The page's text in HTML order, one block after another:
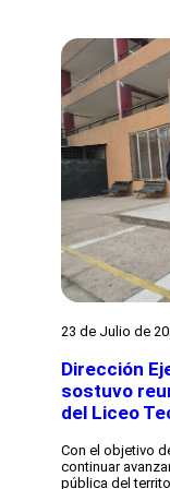
i
e
n
E
c
u
e
l
a
L
o
s
s
t
n
a
r
t
e
n
i
i
a
n
e
s
t
r
a
t
e
g
i
a
R
p
a
r
f
o
r
o
y
c
t
o
d
e
s
e
ñ
a
é
t
i
a
c
u
e
J
o
23 de Julio de
Dirección
sostuvo
del Liceo
Con el objetivo
continuar
pública del